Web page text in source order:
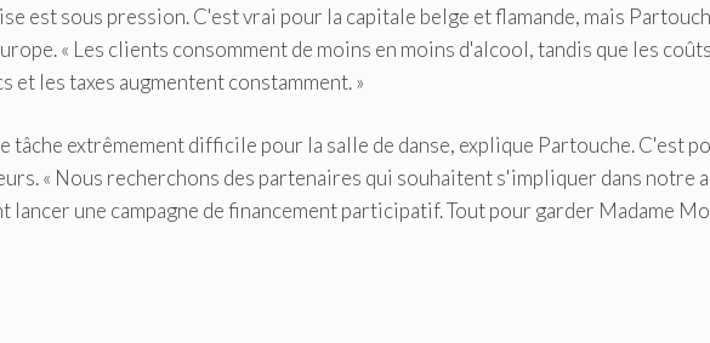
est sous pression. C'est vrai pour la capitale belge et flamande, mais
« Les clients consomment de moins en moins d'alcool, tandis que les
et les taxes augmentent constamment. »
tâche extrêmement difficile pour la salle de danse, explique Partouche. C'est
« Nous recherchons des partenaires qui souhaitent s'impliquer dans notre
lancer une campagne de financement participatif. Tout pour garder Madame